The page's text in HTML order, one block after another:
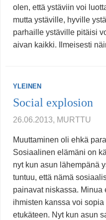
olen, että ystäviin voi
mutta ystäville, hyville
parhaille ystäville pitäisi
aivan kaikki. Ilmeisesti
YLEINEN
Social explosion
26.06.2013, MURTTU
Muuttaminen oli ehkä
Sosiaalinen elämäni on
nyt kun asun lähempänä
tuntuu, että nämä
painavat niskassa. Minua
ihmisten kanssa voi
etukäteen. Nyt kun asun